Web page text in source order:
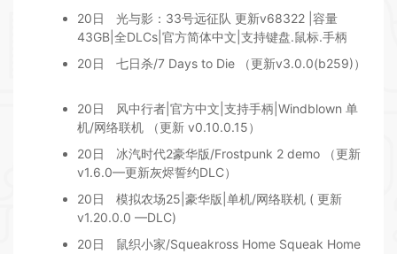
20日
光与影：33号远征队 更新v68322 |容量
43GB|全DLCs|官方简体中文|支持键盘.鼠标.手柄
20日
七日杀/7 Days to Die （更新v3.0.0(b259)）
20日
风中行者|官方中文|支持手柄|Windblown 单
机/网络联机 （更新 v0.10.0.15）
20日
冰汽时代2豪华版/Frostpunk 2 demo （更新
v1.6.0—更新灰烬誓约DLC）
20日
模拟农场25|豪华版|单机/网络联机 ( 更新
v1.20.0.0 —DLC)
20日
鼠织小家/Squeakross Home Squeak Home